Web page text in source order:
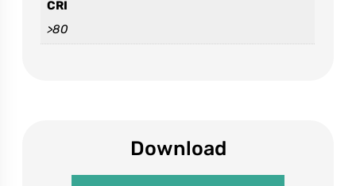
CRI
>80
Download